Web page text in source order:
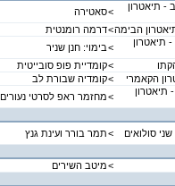
סאטירה<
- תיאטרון
דרמה רומנטית<הבימה
בימוי: חנן שניר<
תיאטרון
קומדיית פופ סובייטית<
קומדיה שבורת לב< הקאמרי
מחזמר ראפ לסרטי נעורים<
תיאטרון
תמר בורר ועינת גנץ< סולואים
מיטב השירים<